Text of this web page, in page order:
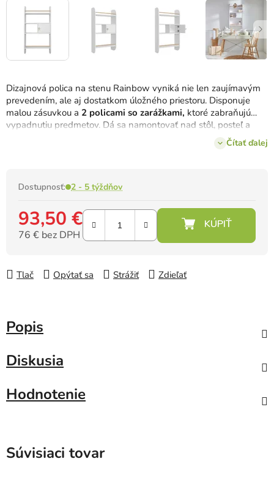
Dizajnová polica na stenu Rainbow vyniká nie len zaujímavým
prevedením, ale aj dostatkom úložného priestoru. Disponuje
malou zásuvkou a 2 policami so zarážkami, ktoré zabraňujú
vypadnutiu predmetov. Dá sa namontovať nad stôl, posteľ a
nízko na podlahu, čo umožňuje ľahký prístup ku knihám,Čítať ďalej
Dostupnosť: 2 - 5 týždňov
93,50 €
76 € bez DPH
Tlač
Opýtať sa Strážiť Zdieľať
Popis
Diskusia
Hodnotenie
Súvisiaci tovar